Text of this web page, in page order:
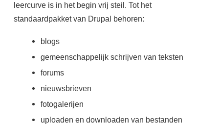
leercurve is in het begin vrij steil. Tot het
standaardpakket van Drupal behoren:
blogs
gemeenschappelijk schrijven van teksten
forums
nieuwsbrieven
fotogalerijen
uploaden en downloaden van bestanden